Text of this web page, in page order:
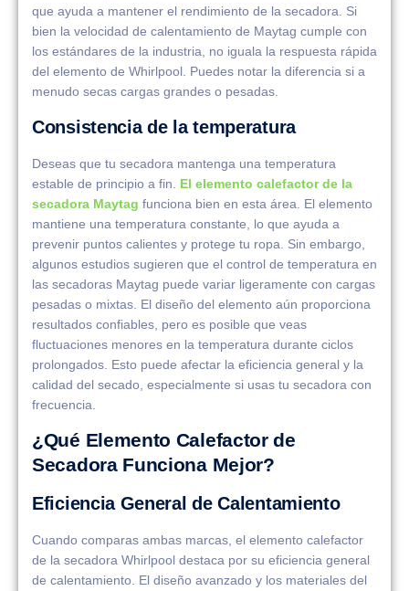
que ayuda a mantener el rendimiento de la secadora. Si
bien la velocidad de calentamiento de Maytag cumple con
los estándares de la industria, no iguala la respuesta rápida
del elemento de Whirlpool. Puedes notar la diferencia si a
menudo secas cargas grandes o pesadas.
Consistencia de la temperatura
Deseas que tu secadora mantenga una temperatura
estable de principio a fin. El elemento calefactor de la
secadora Maytag funciona bien en esta área. El elemento
mantiene una temperatura constante, lo que ayuda a
prevenir puntos calientes y protege tu ropa. Sin embargo,
algunos estudios sugieren que el control de temperatura en
las secadoras Maytag puede variar ligeramente con cargas
pesadas o mixtas. El diseño del elemento aún proporciona
resultados confiables, pero es posible que veas
fluctuaciones menores en la temperatura durante ciclos
prolongados. Esto puede afectar la eficiencia general y la
calidad del secado, especialmente si usas tu secadora con
frecuencia.
¿Qué Elemento Calefactor de
Secadora Funciona Mejor?
Eficiencia General de Calentamiento
Cuando comparas ambas marcas, el elemento calefactor
de la secadora Whirlpool destaca por su eficiencia general
de calentamiento. El diseño avanzado y los materiales del